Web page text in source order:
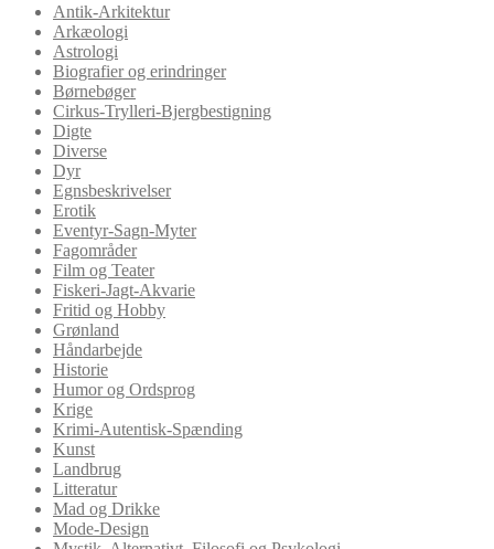
Antik-Arkitektur
Arkæologi
Astrologi
Biografier og erindringer
Børnebøger
Cirkus-Trylleri-Bjergbestigning
Digte
Diverse
Dyr
Egnsbeskrivelser
Erotik
Eventyr-Sagn-Myter
Fagområder
Film og Teater
Fiskeri-Jagt-Akvarie
Fritid og Hobby
Grønland
Håndarbejde
Historie
Humor og Ordsprog
Krige
Krimi-Autentisk-Spænding
Kunst
Landbrug
Litteratur
Mad og Drikke
Mode-Design